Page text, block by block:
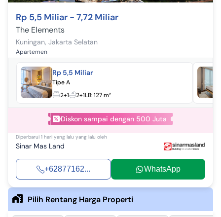
Rp 5,5 Miliar - 7,72 Miliar
The Elements
Kuningan, Jakarta Selatan
Apartemen
Rp 5,5 Miliar
Tipe A
2+1
2+1LB:127 m²
Diskon sampai dengan 500 Juta
Diperbarui 1 hari yang lalu yang lalu oleh
Sinar Mas Land
+62877162... WhatsApp
Pilih Rentang Harga Properti